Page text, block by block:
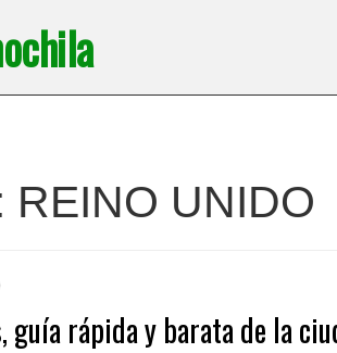
REINO UNIDO
guía rápida y barata de la